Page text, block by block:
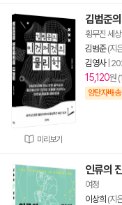
미리보기
김범준
횡무진 세상
김범준(지
김영사|
15,120원
양탄자배송
인류의
여정
이상희 (지